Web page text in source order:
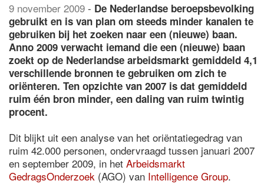
9 november 2009 - De Nederlandse beroepsbevolking
gebruikt en is van plan om steeds minder kanalen te
gebruiken bij het zoeken naar een (nieuwe) baan.
Anno 2009 verwacht iemand die een (nieuwe) baan
zoekt op de Nederlandse arbeidsmarkt gemiddeld 4,1
verschillende bronnen te gebruiken om zich te
oriënteren. Ten opzichte van 2007 is dat gemiddeld
ruim één bron minder, een daling van ruim twintig
procent.
Dit blijkt uit een analyse van het oriëntatiegedrag van
ruim 42.000 personen, ondervraagd tussen januari 2007
en september 2009, in het Arbeidsmarkt
GedragsOnderzoek (AGO) van Intelligence Group.